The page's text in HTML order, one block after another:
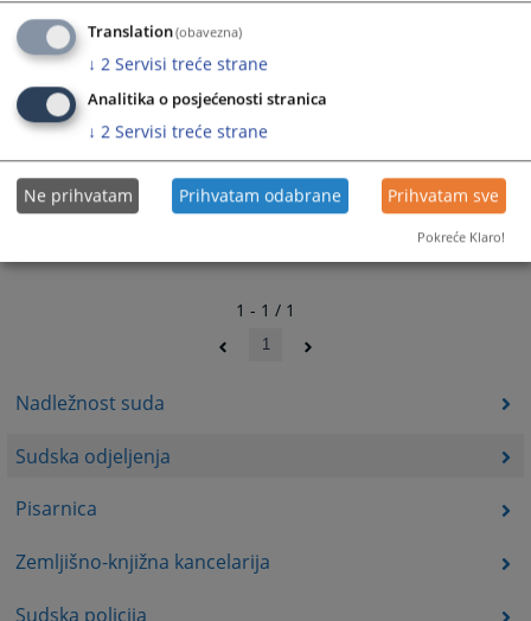
Nadležnost suda
Sudska odjeljenja
Pisarnica
Zemljišno-knjižna kancelarija
Sudska policija
1 - 1 / 1
1
Translation(obavezna)
↓ 2 Servisi treće strane
Analitika o posjećenosti stranica
↓ 2 Servisi treće strane
Ne prihvatam Prihvatam odabrane Prihvatam sve
Pokreće Klaro!